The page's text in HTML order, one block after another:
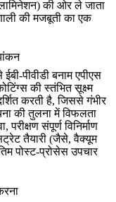
की ओर ले जाता
की मजबूती का एक
ईबी-पीवीडी बनाम एपीएस
की स्तंभित सूक्ष्म
करती है, जिससे गंभीर
की तुलना में विफलता
संपूर्ण विनिर्माण
तैयारी (जैसे,वैक्यूम
पोस्ट-प्रोसेसउपचार